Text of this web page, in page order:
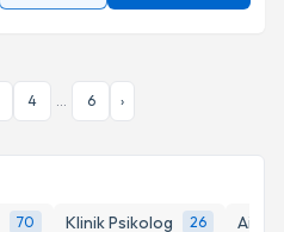
70 Klinik Psikolog 26 Aile
4 6 ›